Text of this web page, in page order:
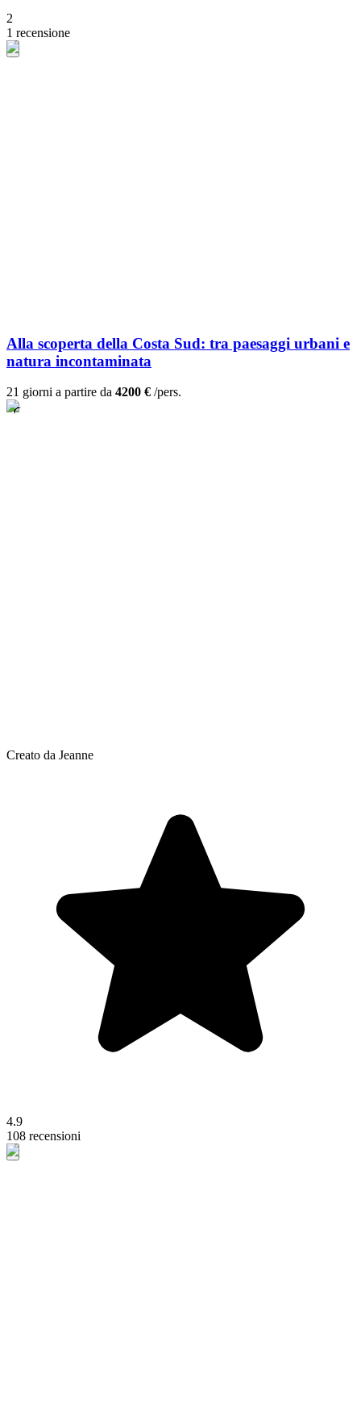
2
1 recensione
Alla scoperta della Costa Sud: tra paesaggi urbani e
natura incontaminata
21 giorni a partire da 4200 € /pers.
Creato da Jeanne
4.9
108 recensioni